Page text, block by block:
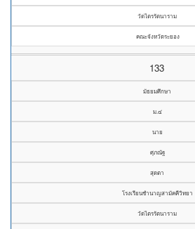
วัดไตรรัตนาราม
คณะจังหวัดระยอง
133
มัธยมศึกษา
ม.๔
นาย
ศุภณัฐ
สุดตา
โรงเรียนชำนาญสามัคคีวิทยา
วัดไตรรัตนาราม